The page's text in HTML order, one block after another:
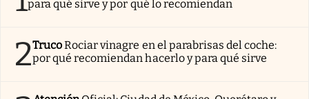
para qué sirve y por qué lo recomiendan
2TrucoRociar vinagre en el parabrisas del coche:
por qué recomiendan hacerlo y para qué sirve